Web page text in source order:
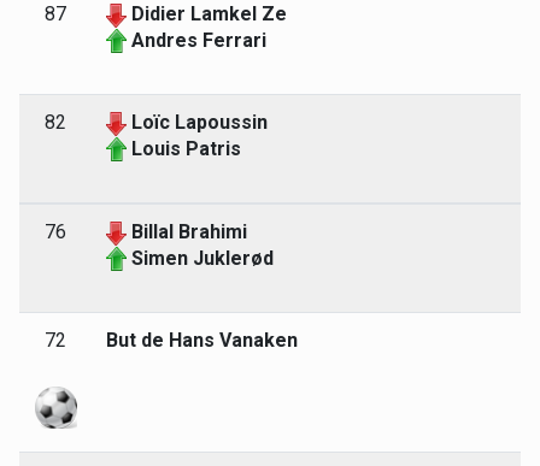
87
Didier Lamkel Ze
Andres Ferrari
82
Loïc Lapoussin
Louis Patris
76
Billal Brahimi
Simen Juklerød
72 But de Hans Vanaken